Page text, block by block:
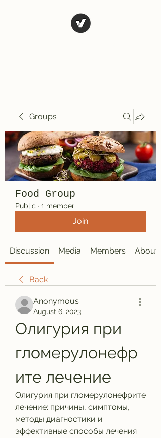
Groups
Food Group
Public · 1 member
Join
Discussion Media Members About
Back
Anonymous
August 6, 2023
Олигурия при
гломерулонефр
ите лечение
Олигурия при гломерулонефрите
лечение: причины, симптомы,
методы диагностики и
эффективные способы лечения